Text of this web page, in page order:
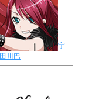
宇
田川巴